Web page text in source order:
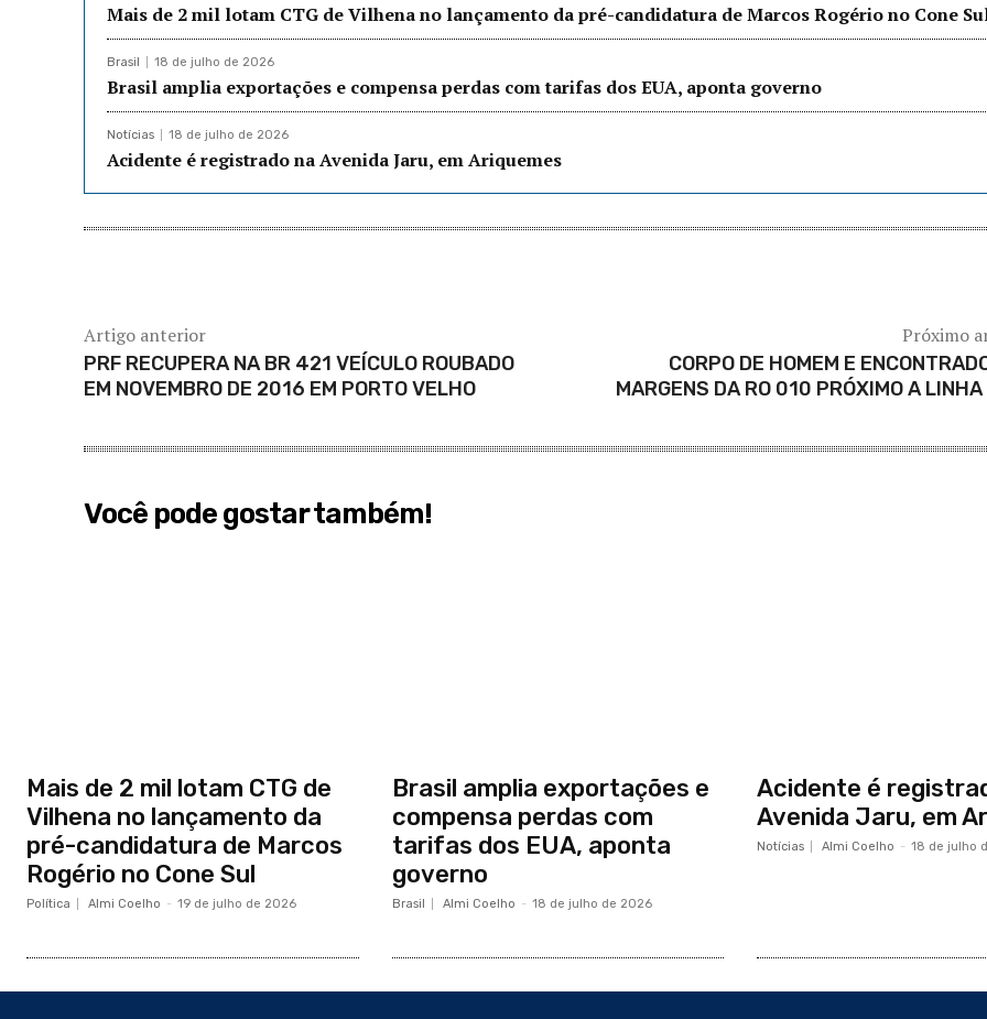
Mais de 2 mil lotam CTG de Vilhena no lançamento da pré-candidatura de Marcos Rogério no Cone
Brasil 18 de julho de 2026
Brasil amplia exportações e compensa perdas com tarifas dos EUA, aponta governo
Notícias 18 de julho de 2026
Acidente é registrado na Avenida Jaru, em Ariquemes
Artigo anterior
PRF RECUPERA NA BR 421 VEÍCULO ROUBADO
EM NOVEMBRO DE 2016 EM PORTO VELHO
Próximo
CORPO DE HOMEM E
MARGENS DA RO 010 PRÓXIMO A
Você pode gostar também!
Mais de 2 mil lotam CTG de
Vilhena no lançamento da
pré-candidatura de Marcos
Rogério no Cone Sul
Política Almi Coelho - 19 de julho de 2026
Brasil amplia exportações e
compensa perdas com
tarifas dos EUA, aponta
governo
Brasil Almi Coelho - 18 de julho de 2026
Acidente é
Avenida Jaru, em
Notícias Almi Coelho - 18 de julho